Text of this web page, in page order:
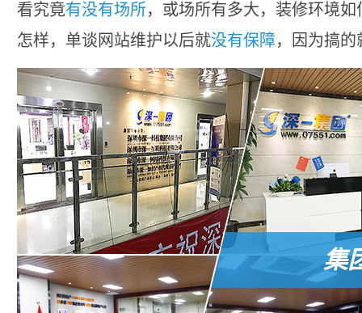
看究竟有没有场所，或场所有多大，装修环境
怎样，单谈网站维护以后就没有保障，因为搞
集